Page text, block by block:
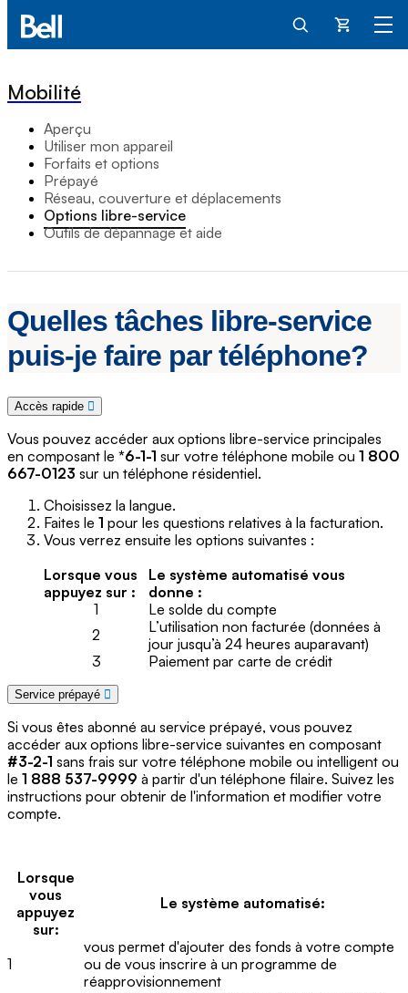
Panier
Mobilité
Aperçu
Utiliser mon appareil
Forfaits et options
Prépayé
Réseau, couverture et déplacements
Options libre-service
Outils de dépannage et aide
Quelles tâches libre-service
puis-je faire par téléphone?
Accès rapide
Vous pouvez accéder aux options libre-service principales
en composant le *6-1-1 sur votre téléphone mobile ou 1 800
667-0123 sur un téléphone résidentiel.
Choisissez la langue.
Faites le 1 pour les questions relatives à la facturation.
Vous verrez ensuite les options suivantes :
Lorsque vous
appuyez sur :
Le système automatisé vous
donne :
1
Le solde du compte
2
L’utilisation non facturée (données à
jour jusqu’à 24 heures auparavant)
3
Paiement par carte de crédit
Service prépayé
Si vous êtes abonné au service prépayé, vous pouvez
accéder aux options libre-service suivantes en composant
#3-2-1 sans frais sur votre téléphone mobile ou intelligent ou
le 1 888 537-9999 à partir d'un téléphone filaire. Suivez les
instructions pour obtenir de l'information et modifier votre
compte.
Lorsque
vous
appuyez
sur:
Le système automatisé:
1
vous permet d'ajouter des fonds à votre compte
ou de vous inscrire à un programme de
réapprovisionnement